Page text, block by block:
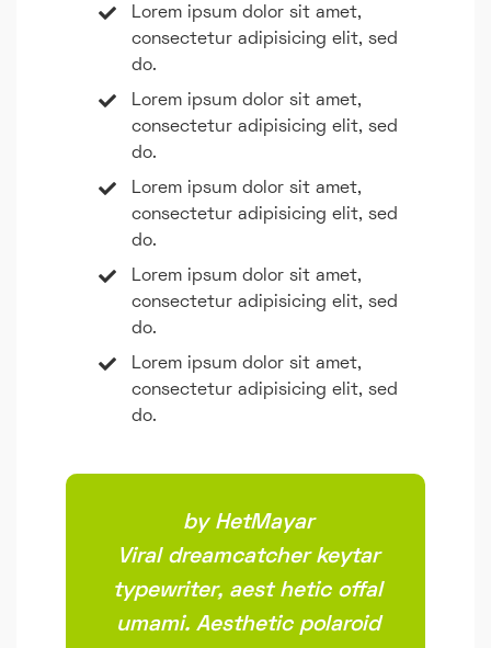
Lorem ipsum dolor sit amet,
consectetur adipisicing elit, sed
do.
Lorem ipsum dolor sit amet,
consectetur adipisicing elit, sed
do.
Lorem ipsum dolor sit amet,
consectetur adipisicing elit, sed
do.
Lorem ipsum dolor sit amet,
consectetur adipisicing elit, sed
do.
Lorem ipsum dolor sit amet,
consectetur adipisicing elit, sed
do.
by HetMayar
Viral dreamcatcher keytar
typewriter, aest hetic offal
umami. Aesthetic polaroid